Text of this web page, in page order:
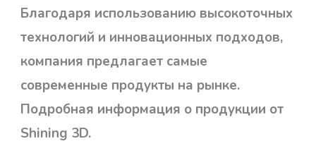
Благодаря использованию высокоточных
технологий и инновационных подходов,
компания предлагает самые
современные продукты на рынке.
Подробная информация о продукции от
Shining 3D.